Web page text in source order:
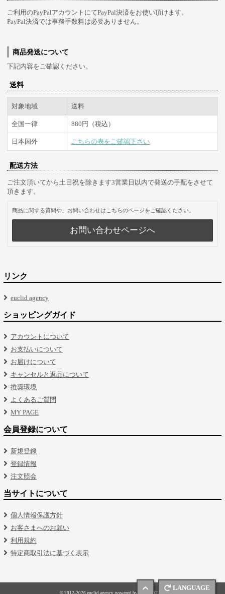
ご利用のPayPalアカウントにてPayPal決済をお使い頂けます。
PayPal決済では事務手数料は必要ありません。
商品発送について
下記内容をご確認ください。
送料
対象地域 送料
全国一律 880円（税込）
日本国外 こちらの表をご確認下さい
配送方法
ご注文頂いてから土日祝を除きます3営業日以内で発送の手配をさせて
頂きます。
商品に関する質問や、お問い合わせはこちらのページをご確認ください。
お問い合わせページへ
リンク
euclid agency
ショッピングガイド
アカウントについて
お支払いについて
お届けについて
キャンセルと返品について
推奨環境
よくあるご質問
MY PAGE
会員登録について
新規登録
登録情報
注文照会
当サイトについて
個人情報保護方針
お客さまへのお願い
利用規約
特定商取引法に基づく表示
© 2012-2026 euclid agency. powered by SKIYAKI Inc.
LANGUAGE